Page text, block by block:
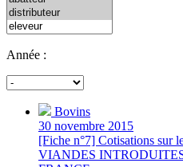
Année :
Bovins
30 novembre 2015
[Fiche n°7] Cotisations sur
VIANDES